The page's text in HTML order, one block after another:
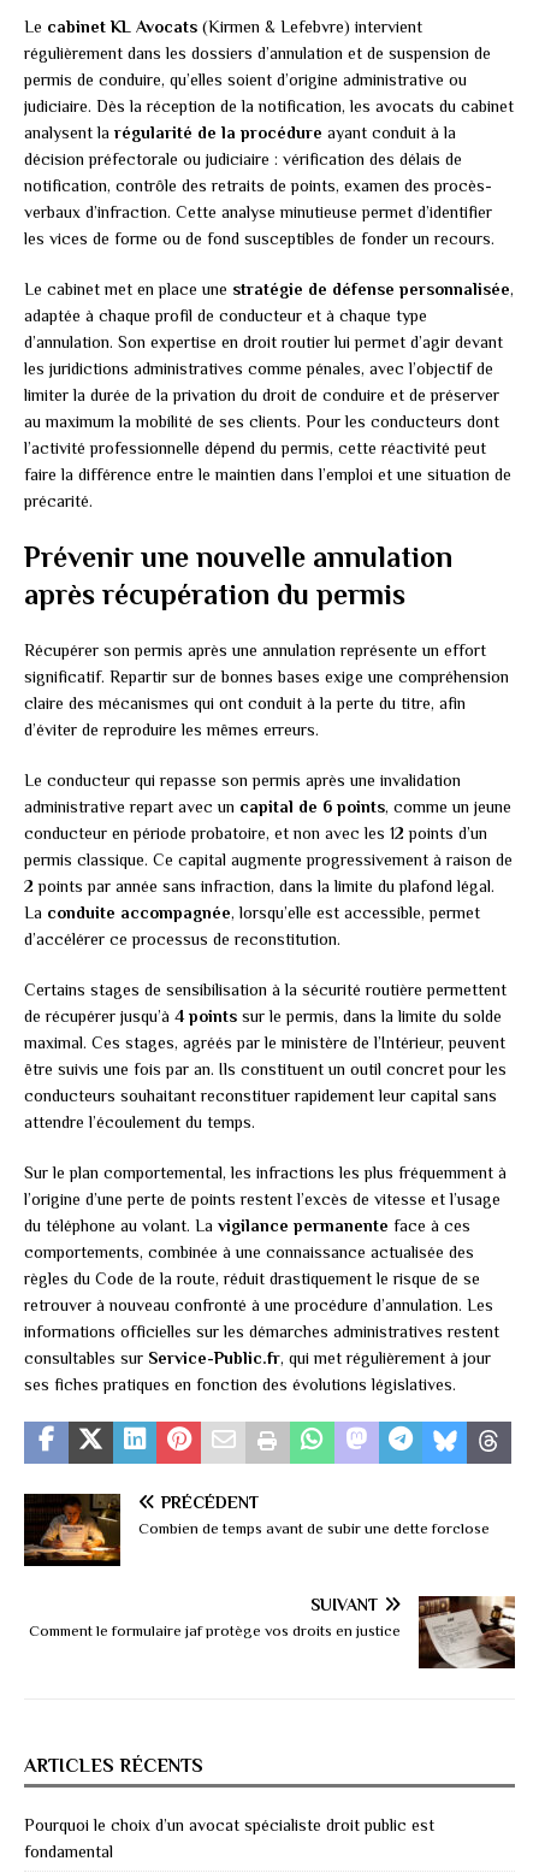
Le cabinet KL Avocats (Kirmen & Lefebvre) intervient
régulièrement dans les dossiers d’annulation et de suspension de
permis de conduire, qu’elles soient d’origine administrative ou
judiciaire. Dès la réception de la notification, les avocats du cabinet
analysent la régularité de la procédure ayant conduit à la
décision préfectorale ou judiciaire : vérification des délais de
notification, contrôle des retraits de points, examen des procès-
verbaux d’infraction. Cette analyse minutieuse permet d’identifier
les vices de forme ou de fond susceptibles de fonder un recours.
Le cabinet met en place une stratégie de défense personnalisée,
adaptée à chaque profil de conducteur et à chaque type
d’annulation. Son expertise en droit routier lui permet d’agir devant
les juridictions administratives comme pénales, avec l’objectif de
limiter la durée de la privation du droit de conduire et de préserver
au maximum la mobilité de ses clients. Pour les conducteurs dont
l’activité professionnelle dépend du permis, cette réactivité peut
faire la différence entre le maintien dans l’emploi et une situation de
précarité.
Prévenir une nouvelle annulation
après récupération du permis
Récupérer son permis après une annulation représente un effort
significatif. Repartir sur de bonnes bases exige une compréhension
claire des mécanismes qui ont conduit à la perte du titre, afin
d’éviter de reproduire les mêmes erreurs.
Le conducteur qui repasse son permis après une invalidation
administrative repart avec un capital de 6 points, comme un jeune
conducteur en période probatoire, et non avec les 12 points d’un
permis classique. Ce capital augmente progressivement à raison de
2 points par année sans infraction, dans la limite du plafond légal.
La conduite accompagnée, lorsqu’elle est accessible, permet
d’accélérer ce processus de reconstitution.
Certains stages de sensibilisation à la sécurité routière permettent
de récupérer jusqu’à 4 points sur le permis, dans la limite du solde
maximal. Ces stages, agréés par le ministère de l’Intérieur, peuvent
être suivis une fois par an. Ils constituent un outil concret pour les
conducteurs souhaitant reconstituer rapidement leur capital sans
attendre l’écoulement du temps.
Sur le plan comportemental, les infractions les plus fréquemment à
l’origine d’une perte de points restent l’excès de vitesse et l’usage
du téléphone au volant. La vigilance permanente face à ces
comportements, combinée à une connaissance actualisée des
règles du Code de la route, réduit drastiquement le risque de se
retrouver à nouveau confronté à une procédure d’annulation. Les
informations officielles sur les démarches administratives restent
consultables sur Service-Public.fr, qui met régulièrement à jour
ses fiches pratiques en fonction des évolutions législatives.
PRÉCÉDENT
Combien de temps avant de subir une dette forclose
SUIVANT
Comment le formulaire jaf protège vos droits en justice
ARTICLES RÉCENTS
Pourquoi le choix d’un avocat spécialiste droit public est
fondamental